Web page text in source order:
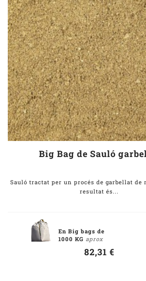
Big Bag de Sauló
Sauló tractat per un procés de garbellat de
resultat és...
En Big bags de
1000 KG aprox
82,31 €